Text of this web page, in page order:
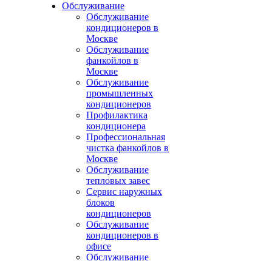
Обслуживание
Обслуживание
кондиционеров в
Москве
Обслуживание
фанкойлов в
Москве
Обслуживание
промышленных
кондиционеров
Профилактика
кондиционера
Профессиональная
чистка фанкойлов в
Москве
Обслуживание
тепловых завес
Сервис наружных
блоков
кондиционеров
Обслуживание
кондиционеров в
офисе
Обслуживание